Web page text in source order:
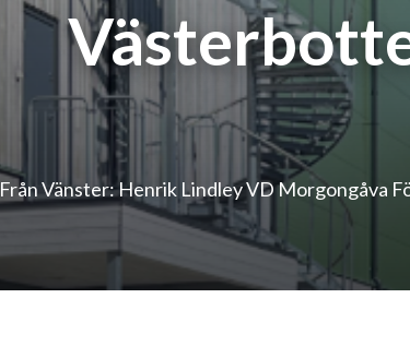
Från Vänster: Henrik Lindley VD Morgongåva